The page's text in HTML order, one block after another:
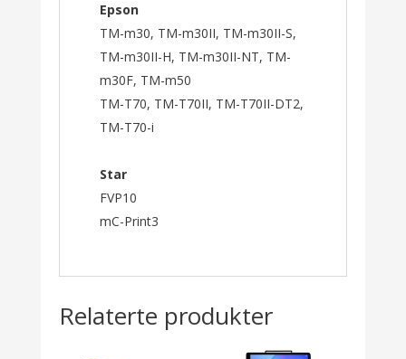
Epson
TM-m30, TM-m30II, TM-m30II-S,
TM-m30II-H, TM-m30II-NT, TM-
m30F, TM-m50
TM-T70, TM-T70II, TM-T70II-DT2,
TM-T70-i
Star
FVP10
mC-Print3
Relaterte produkter